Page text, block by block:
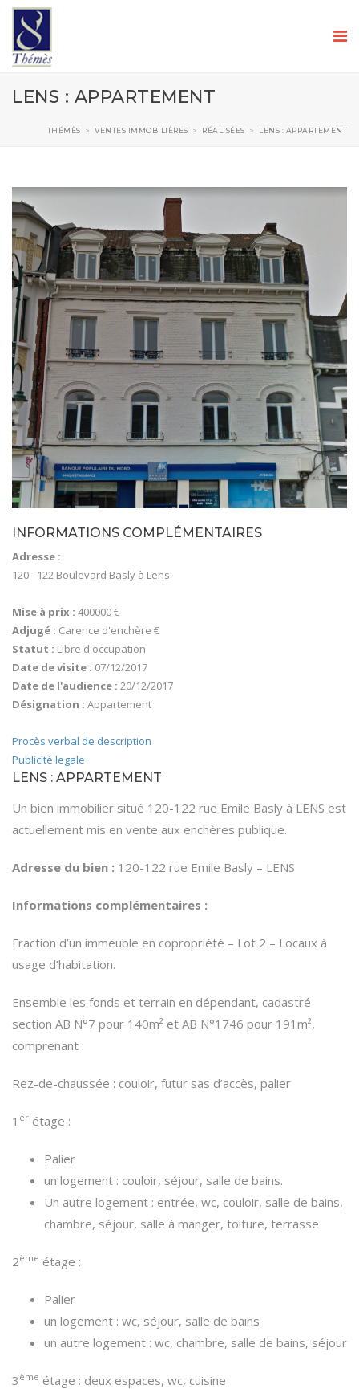
LENS : APPARTEMENT
THÉMÈS > VENTES IMMOBILIÈRES > RÉALISÉES > LENS : APPARTEMENT
INFORMATIONS COMPLÉMENTAIRES
Adresse :
120 - 122 Boulevard Basly à Lens
Mise à prix : 400000 €
Adjugé : Carence d'enchère €
Statut : Libre d'occupation
Date de visite : 07/12/2017
Date de l'audience : 20/12/2017
Désignation : Appartement
Procès verbal de description
Publicité legale
LENS : APPARTEMENT
Un bien immobilier situé 120-122 rue Emile Basly à LENS est
actuellement mis en vente aux enchères publique.
Adresse du bien : 120-122 rue Emile Basly – LENS
Informations complémentaires :
Fraction d’un immeuble en copropriété – Lot 2 – Locaux à
usage d’habitation.
Ensemble les fonds et terrain en dépendant, cadastré
section AB N°7 pour 140m² et AB N°1746 pour 191m²,
comprenant :
Rez-de-chaussée : couloir, futur sas d’accès, palier
1 er étage :
Palier
un logement : couloir, séjour, salle de bains.
Un autre logement : entrée, wc, couloir, salle de bains,
chambre, séjour, salle à manger, toiture, terrasse
2ème étage :
Palier
un logement : wc, séjour, salle de bains
un autre logement : wc, chambre, salle de bains, séjour
3 ème étage : deux espaces, wc, cuisine